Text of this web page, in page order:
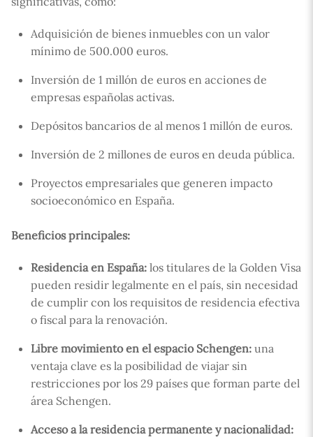
Adquisición de bienes inmuebles con un valor
mínimo de 500.000 euros.
Inversión de 1 millón de euros en acciones de
empresas españolas activas.
Depósitos bancarios de al menos 1 millón de euros.
Inversión de 2 millones de euros en deuda pública.
Proyectos empresariales que generen impacto
socioeconómico en España.
Beneficios principales:
Residencia en España: los titulares de la Golden Visa
pueden residir legalmente en el país, sin necesidad
de cumplir con los requisitos de residencia efectiva
o fiscal para la renovación.
Libre movimiento en el espacio Schengen: una
ventaja clave es la posibilidad de viajar sin
restricciones por los 29 países que forman parte del
área Schengen.
Acceso a la residencia permanente y nacionalidad: